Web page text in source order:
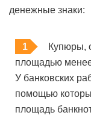
денежные знаки:
Купюры,
площадью
У банковских
помощью
площадь